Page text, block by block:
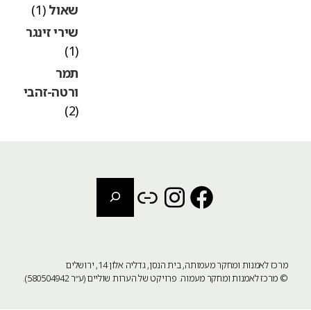
שאול(1)
שירי זינגר
תמר
ורטה-זהבי
מרכז לאמנות ומחקר מעמותה, בית הנסן, גדליה אלון 14, ירושלים
מרכז לאמנות ומחקר מעמוה. פרויקט של הערות שוליים (ע״ר 580504942).
Facebook
Instagram
Link